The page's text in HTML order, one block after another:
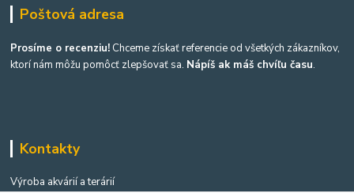
Poštová adresa
Prosíme o recenziu! Chceme získať referencie od všetkých zákazníkov,
ktorí nám môžu pomôcť zlepšovať sa. Nápíš ak máš chvíľu času.
Kontakty
Výroba akvárií a terárií